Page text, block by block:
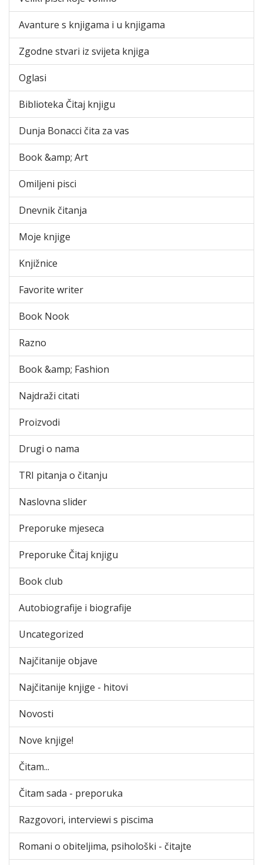
Avanture s knjigama i u knjigama
Zgodne stvari iz svijeta knjiga
Oglasi
Biblioteka Čitaj knjigu
Dunja Bonacci čita za vas
Book &amp; Art
Omiljeni pisci
Dnevnik čitanja
Moje knjige
Knjižnice
Favorite writer
Book Nook
Razno
Book &amp; Fashion
Najdraži citati
Proizvodi
Drugi o nama
TRI pitanja o čitanju
Naslovna slider
Preporuke mjeseca
Preporuke Čitaj knjigu
Book club
Autobiografije i biografije
Uncategorized
Najčitanije objave
Najčitanije knjige - hitovi
Novosti
Nove knjige!
Čitam...
Čitam sada - preporuka
Razgovori, interviewi s piscima
Romani o obiteljima, psihološki - čitajte